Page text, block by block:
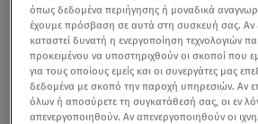
όπως δεδομένα περιήγησης ή μοναδικά
έχουμε πρόσβαση σε αυτά στη συσκευή σας. Αν
καταστεί δυνατή η ενεργοποίηση τεχνολογιών
προκειμένου να υποστηριχθούν οι σκοποί που
για τους οποίους εμείς και οι συνεργάτες μας
δεδομένα με σκοπό την παροχή υπηρεσιών. Αν
όλων ή αποσύρετε τη συγκατάθεσή σας, οι εν
απενεργοποιηθούν. Αν απενεργοποιηθούν οι